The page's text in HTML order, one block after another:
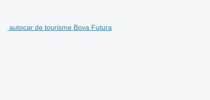
autocar de tourisme Bova Futura